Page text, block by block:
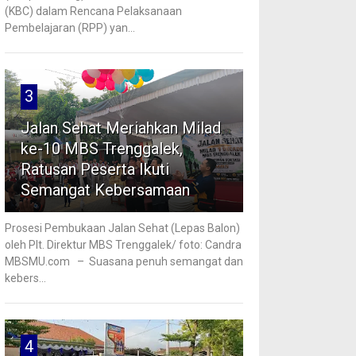
(KBC) dalam Rencana Pelaksanaan
Pembelajaran (RPP) yan...
3
Jalan Sehat Meriahkan Milad
ke-10 MBS Trenggalek,
Ratusan Peserta Ikuti
Semangat Kebersamaan
Prosesi Pembukaan Jalan Sehat (Lepas Balon)
oleh Plt. Direktur MBS Trenggalek/ foto: Candra
MBSMU.com – Suasana penuh semangat dan
kebers...
4